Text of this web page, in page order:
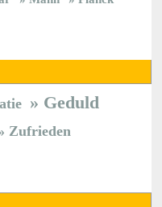
Geduld
Zufrieden